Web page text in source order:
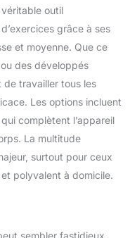
acier renforcé,
et
stable pour
intensif.
LIVE ET
: entraînez-
avec
Sportstech
de la qualité
du service
de la garantie.
outil
grâce à ses
et moyenne. Que ce
des développés
de travailler tous les
Les options incluent
complètent l’appareil
La multitude
surtout pour ceux
polyvalent à domicile.
sembler fastidieux,